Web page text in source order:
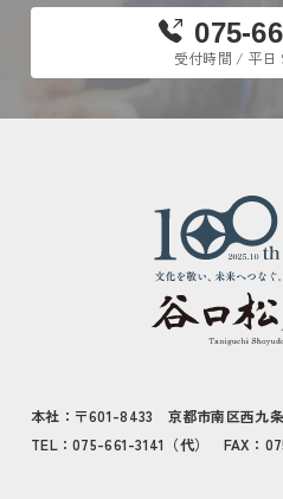
075-
受付時間 / 平日
本社：〒601-8433 京都市南区西九
TEL：075-661-3141（代） FAX：